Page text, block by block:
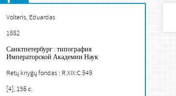
Volteris, Eduardas
1882
Санктпетербург : типография
Императорской Академии Наук
Retų knygų fondas : R.XIX:C.949
[4], 156 с.